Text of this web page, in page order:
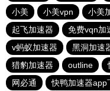
小美
小美vpn 小美
起飞加速器
免费vqn加
v蚂蚁加速器
黑洞加速
猎豹加速器
outline
网必通
快鸭加速器app